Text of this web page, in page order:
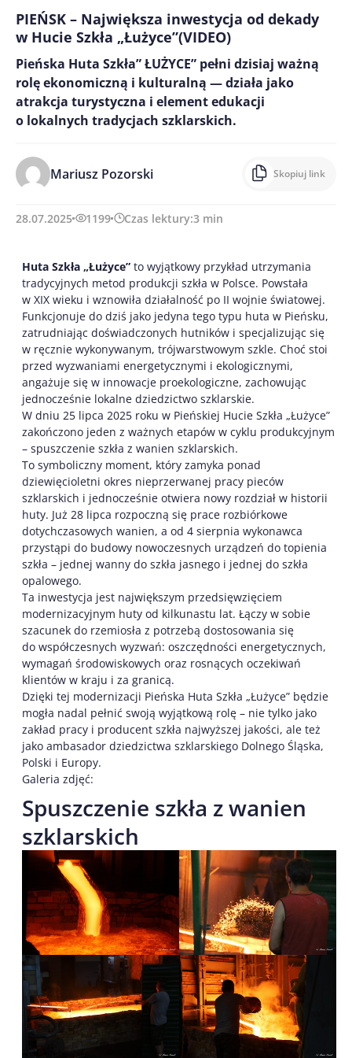
PIEŃSK – Największa inwestycja od dekady
w Hucie Szkła „Łużyce”(VIDEO)
Pieńska Huta Szkła” ŁUŻYCE” pełni dzisiaj ważną
rolę ekonomiczną i kulturalną — działa jako
atrakcja turystyczna i element edukacji
o lokalnych tradycjach szklarskich.
Mariusz Pozorski Skopiuj link
28.07.2025 1199 Czas lektury:3 min
Huta Szkła „Łużyce” to wyjątkowy przykład utrzymania
tradycyjnych metod produkcji szkła w Polsce. Powstała
w XIX wieku i wznowiła działalność po II wojnie światowej.
Funkcjonuje do dziś jako jedyna tego typu huta w Pieńsku,
zatrudniając doświadczonych hutników i specjalizując się
w ręcznie wykonywanym, trójwarstwowym szkle. Choć stoi
przed wyzwaniami energetycznymi i ekologicznymi,
angażuje się w innowacje proekologiczne, zachowując
jednocześnie lokalne dziedzictwo szklarskie.
W dniu 25 lipca 2025 roku w Pieńskiej Hucie Szkła „Łużyce”
zakończono jeden z ważnych etapów w cyklu produkcyjnym
– spuszczenie szkła z wanien szklarskich.
To symboliczny moment, który zamyka ponad
dziewięcioletni okres nieprzerwanej pracy pieców
szklarskich i jednocześnie otwiera nowy rozdział w historii
huty. Już 28 lipca rozpoczną się prace rozbiórkowe
dotychczasowych wanien, a od 4 sierpnia wykonawca
przystąpi do budowy nowoczesnych urządzeń do topienia
szkła – jednej wanny do szkła jasnego i jednej do szkła
opalowego.
Ta inwestycja jest największym przedsięwzięciem
modernizacyjnym huty od kilkunastu lat. Łączy w sobie
szacunek do rzemiosła z potrzebą dostosowania się
do współczesnych wyzwań: oszczędności energetycznych,
wymagań środowiskowych oraz rosnących oczekiwań
klientów w kraju i za granicą.
Dzięki tej modernizacji Pieńska Huta Szkła „Łużyce” będzie
mogła nadal pełnić swoją wyjątkową rolę – nie tylko jako
zakład pracy i producent szkła najwyższej jakości, ale też
jako ambasador dziedzictwa szklarskiego Dolnego Śląska,
Polski i Europy.
Galeria zdjęć:
Spuszczenie szkła z wanien
szklarskich